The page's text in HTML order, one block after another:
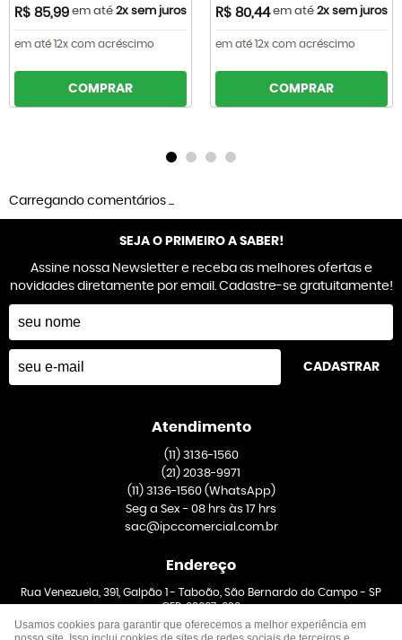
R$ 85,99 em até 2x sem juros
em até 12x com acréscimo
COMPRAR
R$ 80,44 em até 2x sem juros
em até 12x com acréscimo
COMPRAR
Carregando comentários ...
SEJA O PRIMEIRO A SABER!
Assine nossa Newsletter e receba as melhores ofertas e
novidades diretamente por email. Cadastre-se gratuitamente!
CADASTRAR
Atendimento
(11)3136-1560
(21) 2038-9971
(11)3136-1560 (WhatsApp)
Seg a Sex - 08 hrs às 17 hrs
sac@ipccomercial.com.br
Endereço
Rua Venezuela, 391, Galpão 1 - Taboão, São Bernardo do Campo- SP
CEP: 09667-020
Usamos cookies para garantir que oferecemos a melhor experiência em